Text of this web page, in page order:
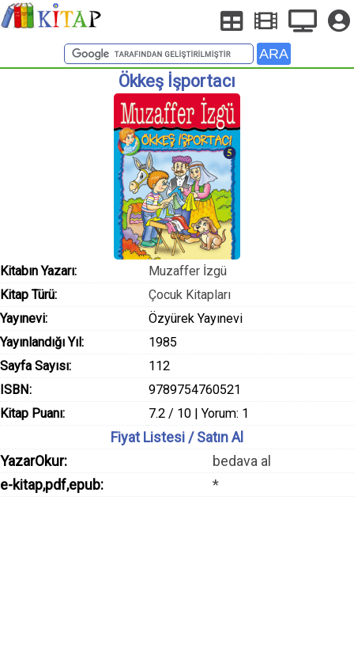
Ökkeş İşportacı
Kitabın Yazarı:
Muzaffer İzgü
Kitap Türü:
Çocuk Kitapları
Yayınevi:
Özyürek Yayınevi
Yayınlandığı Yıl:
1985
Sayfa Sayısı:
112
ISBN:
9789754760521
Kitap Puanı:
7.2 / 10 | Yorum: 1
Fiyat Listesi / Satın Al
YazarOkur:
bedava al
e-kitap,pdf,epub:
*